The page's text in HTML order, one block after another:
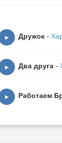
▶ Дружок -
▶ Два друга -
▶ Работаем